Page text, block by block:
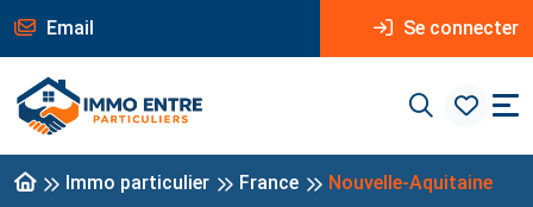
Email Se connecter
Immo particulier France Nouvelle-Aquitaine